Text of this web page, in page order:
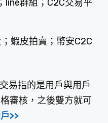
line群組；C2C交易平
蝦皮拍賣；幣安C2C
易指的是用戶與用戶
審核，之後雙方就可
>>